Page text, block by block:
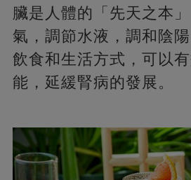
臟是人體的「先天之本
氣，調節水液，調和陰
飲食和生活方式，可以
能，延緩腎病的發展。